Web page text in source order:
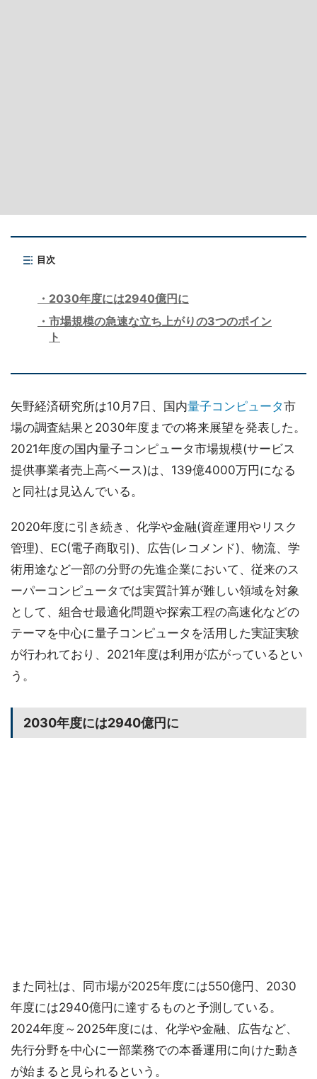
目次
2030年度には2940億円に
市場規模の急速な立ち上がりの3つのポイン
ト
矢野経済研究所は10月7日、国内量子コンピュータ市
場の調査結果と2030年度までの将来展望を発表した。
2021年度の国内量子コンピュータ市場規模(サービス
提供事業者売上高ベース)は、139億4000万円になる
と同社は見込んでいる。
2020年度に引き続き、化学や金融(資産運用やリスク
管理)、EC(電子商取引)、広告(レコメンド)、物流、学
術用途など一部の分野の先進企業において、従来のス
ーパーコンピュータでは実質計算が難しい領域を対象
として、組合せ最適化問題や探索工程の高速化などの
テーマを中心に量子コンピュータを活用した実証実験
が行われており、2021年度は利用が広がっているとい
う。
2030年度には2940億円に
また同社は、同市場が2025年度には550億円、2030
年度には2940億円に達するものと予測している。
2024年度～2025年度には、化学や金融、広告など、
先行分野を中心に一部業務での本番運用に向けた動き
が始まると見られるという。